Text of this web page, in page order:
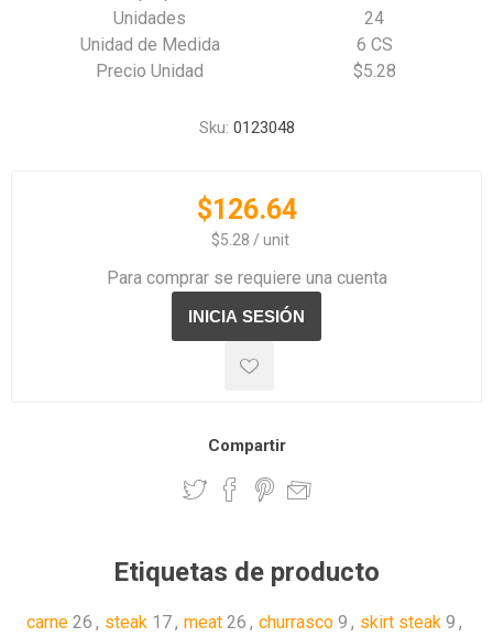
Unidades
24
Unidad de Medida
6 CS
Precio Unidad
$5.28
Sku: 0123048
$126.64
‏‏‎ ‎‏‏‎ ‎$5.28 / unit
Para comprar se requiere una cuenta
Compartir
Etiquetas de producto
carne 26 , steak 17, meat 26 , churrasco 9 , skirt steak 9 ,